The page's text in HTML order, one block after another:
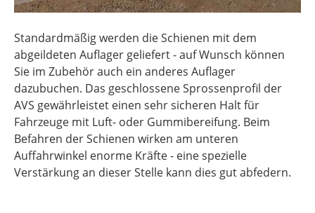
Standardmäßig werden die Schienen mit dem
abgeildeten Auflager geliefert - auf Wunsch können
Sie im Zubehör auch ein anderes Auflager
dazubuchen. Das geschlossene Sprossenprofil der
AVS gewährleistet einen sehr sicheren Halt für
Fahrzeuge mit Luft- oder Gummibereifung. Beim
Befahren der Schienen wirken am unteren
Auffahrwinkel enorme Kräfte - eine spezielle
Verstärkung an dieser Stelle kann dies gut abfedern.